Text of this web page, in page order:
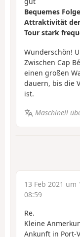
Bequemes
Attraktivität
Tour stark
Wunderschön!
Zwischen Cap
einen großen
dauern, bis die
ist.
Maschinell
13 Feb 2021 um
08:59
Re.
Kleine
Ankunft in Port-